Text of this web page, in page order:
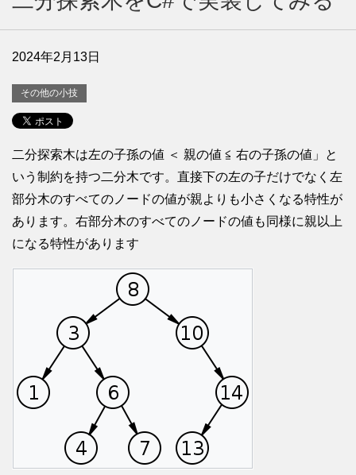
2024年2月13日
その他の小技
二分探索木は左の子孫の値 ＜ 親の値 ≦ 右の子孫の値」と
いう制約を持つ二分木です。直接下の左の子だけでなく左
部分木のすべてのノードの値が親よりも小さくなる特性が
あります。右部分木のすべてのノードの値も同様に親以上
になる特性があります